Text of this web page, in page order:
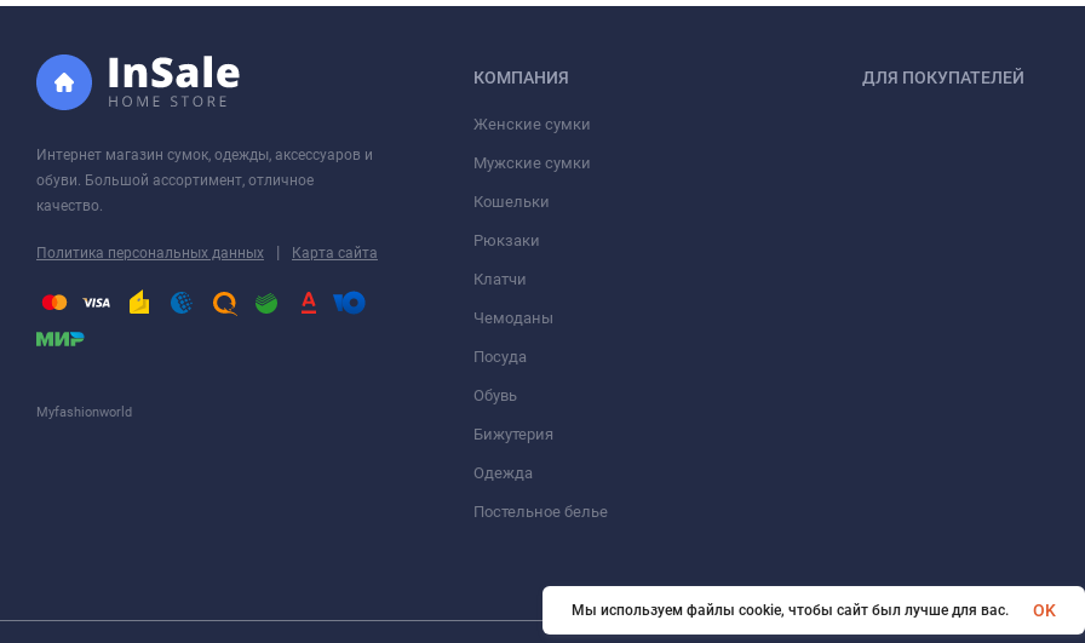
Интернет магазин сумок, одежды, аксессуаров и
обуви. Большой ассортимент, отличное
качество.
Политика персональных данных | Карта сайта
Myfashionworld
КОМПАНИЯ
Женские сумки
Мужские сумки
Кошельки
Рюкзаки
Клатчи
Чемоданы
Посуда
Обувь
Бижутерия
Одежда
Постельное белье
ДЛЯ ПОКУПАТЕЛЕЙ
Мы используем файлы cookie, чтобы сайт был лучше для вас. OK